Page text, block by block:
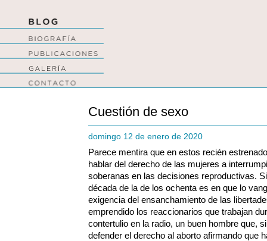
Cuestión de sexo
domingo 12 de enero de 2020
Parece mentira que en estos recién
hablar del derecho de las mujeres a
soberanas en las decisiones reproductivas.
década de la de los ochenta es en que lo
exigencia del ensanchamiento de las
emprendido los reaccionarios que trabajan
contertulio en la radio, un buen hombre que,
defender el derecho al aborto afirmando que